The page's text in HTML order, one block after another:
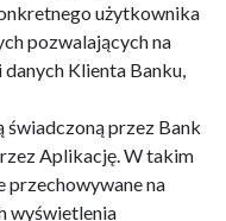
użytkownika
pozwalających na
Klienta Banku,
świadczoną przez Bank
Aplikację. W takim
na
wyświetlenia